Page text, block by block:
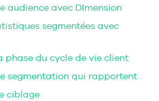
audience avec DImension
segmentées avec
phase du cycle de vie client
segmentation qui rapportent
ciblage